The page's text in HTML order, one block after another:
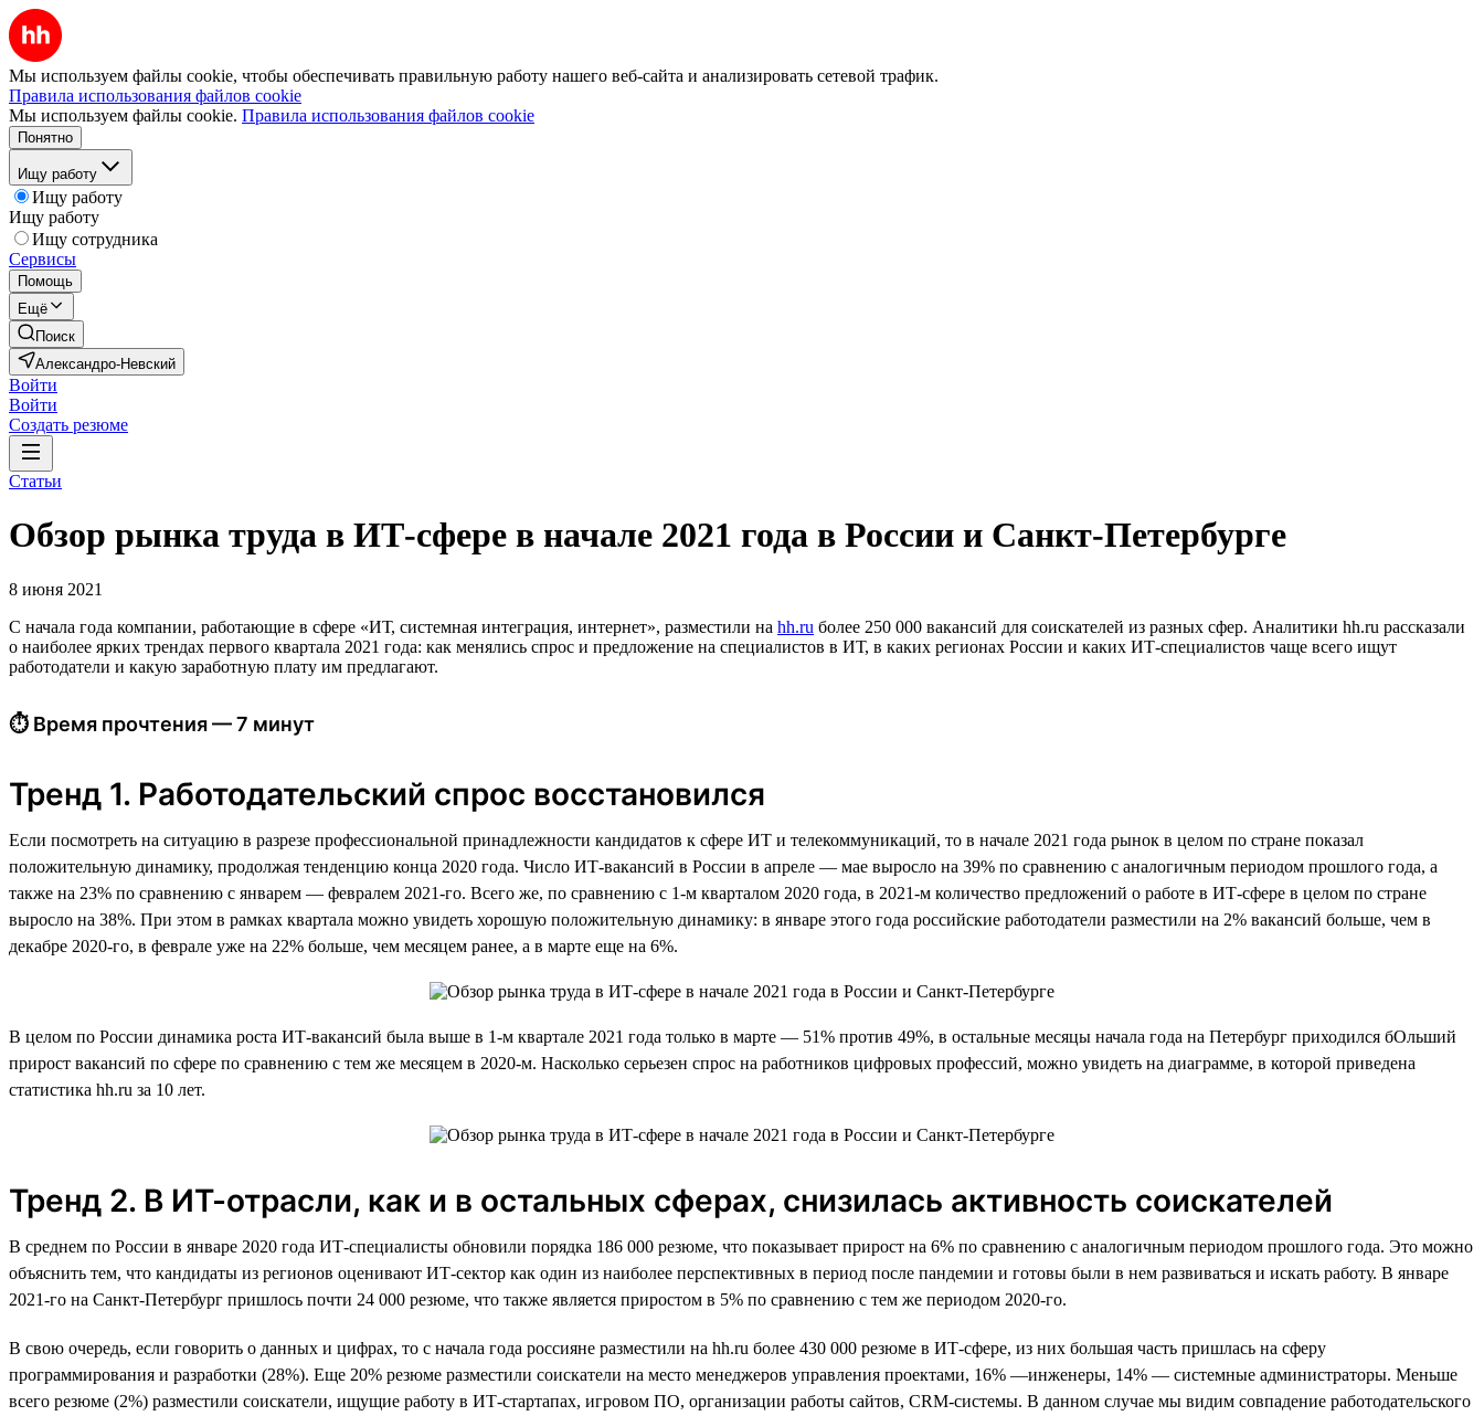
Мы используем файлы cookie, чтобы обеспечивать правильную работу нашего веб-сайта и анализировать сетевой трафик.
Правила использования файлов cookie
Мы используем файлы cookie. Правила использования файлов cookie
Понятно
Ищу работу
Ищу работу
Ищу работу
Ищу сотрудника
Сервисы
Помощь
Ещё
Поиск
Александро-Невский
Войти
Войти
Создать резюме
Статьи
Обзор рынка труда в ИТ-сфере в начале 2021 года в России и Санкт-Петербурге
8 июня 2021
С начала года компании, работающие в сфере «ИТ, системная интеграция, интернет», разместили на hh.ru более 250 000 вакансий для соискателей из разных сфер. Аналитики hh.ru рассказали
о наиболее ярких трендах первого квартала 2021 года: как менялись спрос и предложение на специалистов в ИТ, в каких регионах России и каких ИТ-специалистов чаще всего ищут
работодатели и какую заработную плату им предлагают.
⏱ Время прочтения — 7 минут
Тренд 1. Работодательский спрос восстановился
Если посмотреть на ситуацию в разрезе профессиональной принадлежности кандидатов к сфере ИТ и телекоммуникаций, то в начале 2021 года рынок в целом по стране показал
положительную динамику, продолжая тенденцию конца 2020 года. Число ИТ-вакансий в России в апреле — мае выросло на 39% по сравнению с аналогичным периодом прошлого года, а
также на 23% по сравнению с январем — февралем 2021-го. Всего же, по сравнению с 1-м кварталом 2020 года, в 2021-м количество предложений о работе в ИТ-сфере в целом по стране
выросло на 38%. При этом в рамках квартала можно увидеть хорошую положительную динамику: в январе этого года российские работодатели разместили на 2% вакансий больше, чем в
декабре 2020-го, в феврале уже на 22% больше, чем месяцем ранее, а в марте еще на 6%.
В целом по России динамика роста ИТ-вакансий была выше в 1-м квартале 2021 года только в марте — 51% против 49%, в остальные месяцы начала года на Петербург приходился бОльший
прирост вакансий по сфере по сравнению с тем же месяцем в 2020-м. Насколько серьезен спрос на работников цифровых профессий, можно увидеть на диаграмме, в которой приведена
статистика hh.ru за 10 лет.
Тренд 2. В ИТ-отрасли, как и в остальных сферах, снизилась активность соискателей
В среднем по России в январе 2020 года ИТ-специалисты обновили порядка 186 000 резюме, что показывает прирост на 6% по сравнению с аналогичным периодом прошлого года. Это можно
объяснить тем, что кандидаты из регионов оценивают ИТ-сектор как один из наиболее перспективных в период после пандемии и готовы были в нем развиваться и искать работу. В январе
2021-го на Санкт-Петербург пришлось почти 24 000 резюме, что также является приростом в 5% по сравнению с тем же периодом 2020-го.
В свою очередь, если говорить о данных и цифрах, то с начала года россияне разместили на hh.ru более 430 000 резюме в ИТ-сфере, из них большая часть пришлась на сферу
программирования и разработки (28%). Еще 20% резюме разместили соискатели на место менеджеров управления проектами, 16% —инженеры, 14% — системные администраторы. Меньше
всего резюме (2%) разместили соискатели, ищущие работу в ИТ-стартапах, игровом ПО, организации работы сайтов, CRM-системы. В данном случае мы видим совпадение работодательского